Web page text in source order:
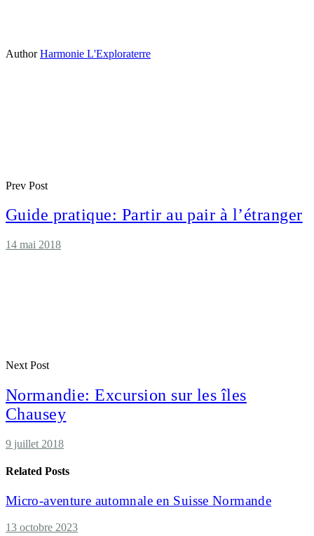
Author Harmonie L'Exploraterre
Prev Post
Guide pratique: Partir au pair à l’étranger
14 mai 2018
Next Post
Normandie: Excursion sur les îles
Chausey
9 juillet 2018
Related Posts
Micro-aventure automnale en Suisse Normande
13 octobre 2023